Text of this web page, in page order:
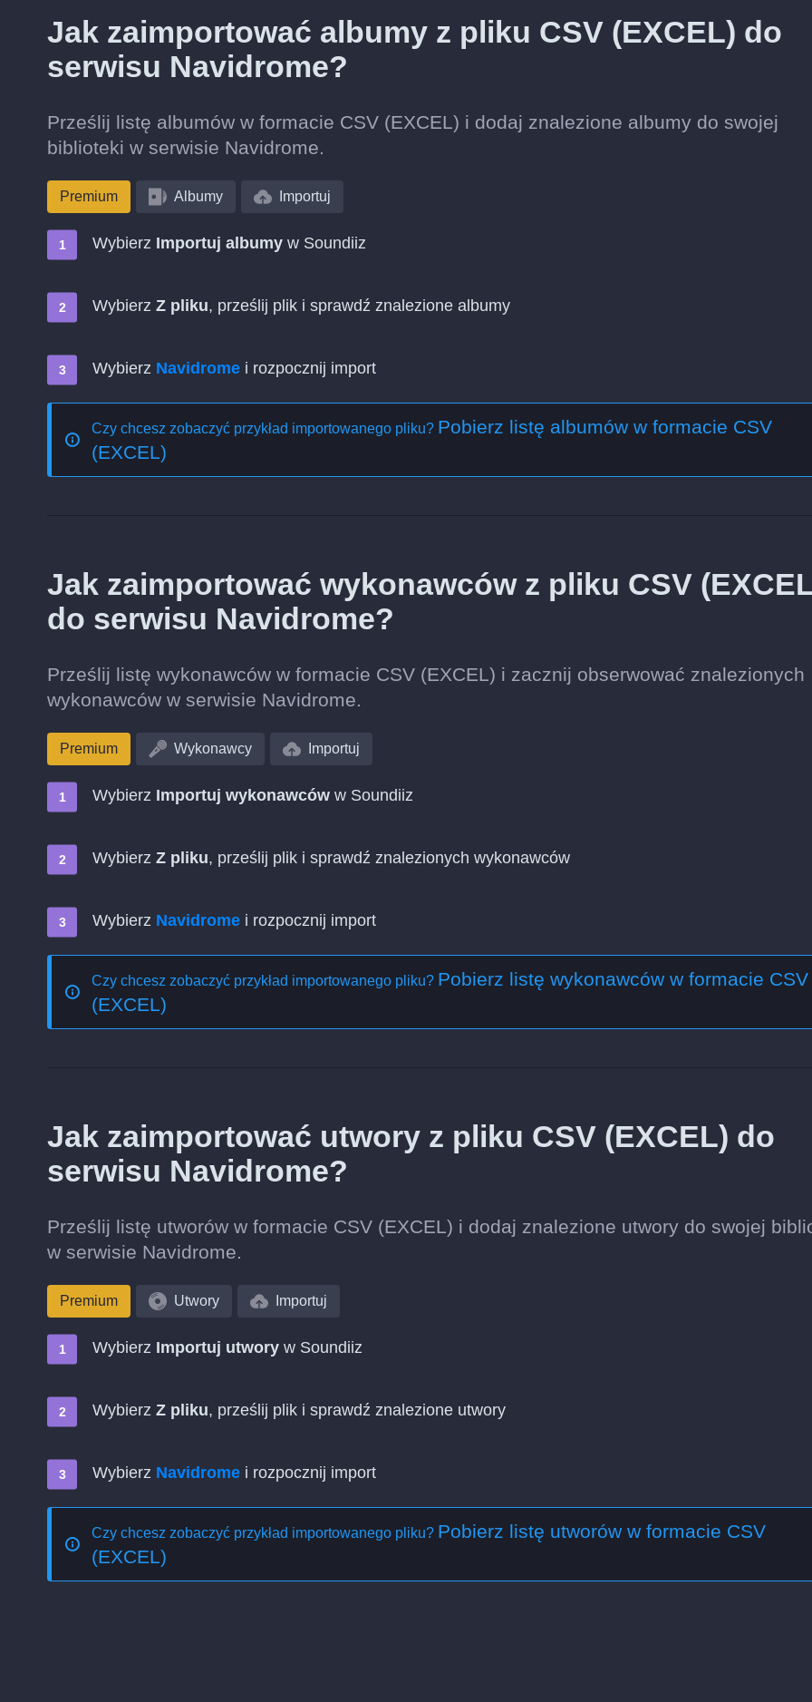
Jak zaimportować albumy z pliku CSV (EXCEL) do
serwisu Navidrome?
Prześlij listę albumów w formacie CSV (EXCEL) i dodaj znalezione albumy do swojej
biblioteki w serwisie Navidrome.
Premium Albumy Importuj
Wybierz Importuj albumy w Soundiiz
Wybierz Z pliku, prześlij plik i sprawdź znalezione albumy
Wybierz Navidrome i rozpocznij import
Czy chcesz zobaczyć przykład importowanego pliku? Pobierz listę albumów w formacie CSV
(EXCEL)
Jak zaimportować wykonawców z pliku CSV
do serwisu Navidrome?
Prześlij listę wykonawców w formacie CSV (EXCEL) i zacznij obserwować znalezionych
wykonawców w serwisie Navidrome.
Premium Wykonawcy Importuj
Wybierz Importuj wykonawców w Soundiiz
Wybierz Z pliku, prześlij plik i sprawdź znalezionych wykonawców
Wybierz Navidrome i rozpocznij import
Czy chcesz zobaczyć przykład importowanego pliku? Pobierz listę wykonawców w formacie CSV
(EXCEL)
Jak zaimportować utwory z pliku CSV (EXCEL) do
serwisu Navidrome?
Prześlij listę utworów w formacie CSV (EXCEL) i dodaj znalezione utwory do swojej
w serwisie Navidrome.
Premium Utwory Importuj
Wybierz Importuj utwory w Soundiiz
Wybierz Z pliku, prześlij plik i sprawdź znalezione utwory
Wybierz Navidrome i rozpocznij import
Czy chcesz zobaczyć przykład importowanego pliku? Pobierz listę utworów w formacie CSV
(EXCEL)